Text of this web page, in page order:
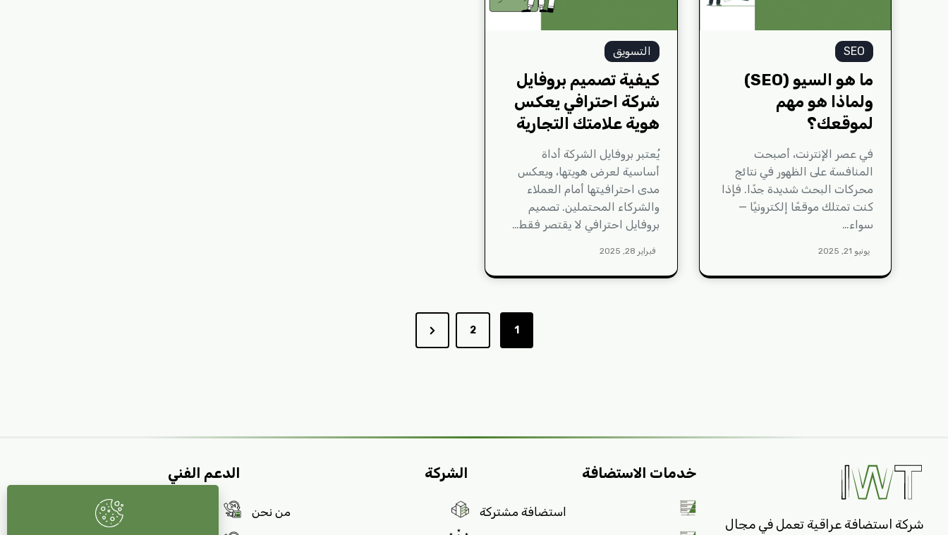
SEO
ما هو السيو (SEO)
ولماذا هو مهم
لموقعك؟
في عصر الإنترنت، أصبحت
المنافسة على الظهور في نتائج
محركات البحث شديدة جدًا. فإذا
كنت تمتلك موقعًا إلكترونيًا —
سواء…
يونيو 21, 2025
التسويق
كيفية تصميم بروفايل
شركة احترافي يعكس
هوية علامتك التجارية
يُعتبر بروفايل الشركة أداة
أساسية لعرض هويتها، ويعكس
مدى احترافيتها أمام العملاء
والشركاء المحتملين. تصميم
بروفايل احترافي لا يقتصر فقط…
فبراير 28, 2025
1
2
Next
Page
شركة استضافة عراقية تعمل في مجال
خدمات الاستضافة
استضافة مشتركة
الشركة
من نحن
الدعم الفني
7813072227 (964+)